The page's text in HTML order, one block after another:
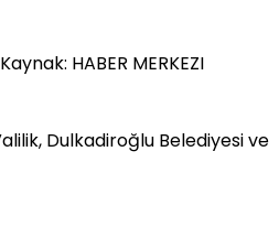
Kaynak: HABER MERKEZI